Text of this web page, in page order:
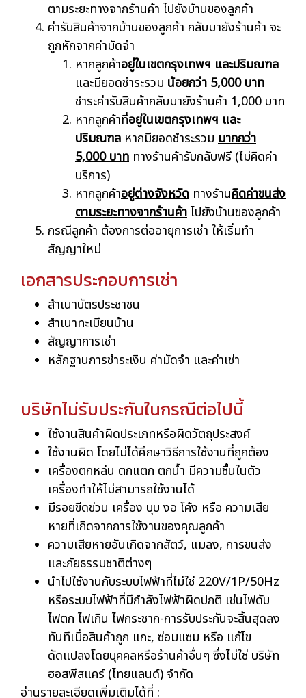
ตามระยะทางจากร้านค้า ไปยังบ้านของลูกค้า
ค่ารับสินค้าจากบ้านของลูกค้า กลับมายังร้านค้า จะ
ถูกหักจากค่ามัดจำ
หากลูกค้าอยู่ในเขตกรุงเทพฯ และปริมณฑล
และมียอดชำระรวม น้อยกว่า 5,000 บาท
ชำระค่ารับสินค้ากลับมายังร้านค้า 1,000 บาท
หากลูกค้าที่อยู่ในเขตกรุงเทพฯ และ
ปริมณฑล หากมียอดชำระรวม มากกว่า
5,000 บาท ทางร้านค้ารับกลับฟรี (ไม่คิดค่า
บริการ)
หากลูกค้าอยู่ต่างจังหวัด ทางร้านคิดค่าขนส่ง
ตามระยะทางจากร้านค้าไปยังบ้านของลูกค้า
กรณีลูกค้า ต้องการต่ออายุการเช่า ให้เริ่มทำ
สัญญาใหม่
เอกสารประกอบการเช่า
สำเนาบัตรประชาชน
สำเนาทะเบียนบ้าน
สัญญาการเช่า
หลักฐานการชำระเงิน ค่ามัดจำ และค่าเช่า
บริษัทไม่รับประกันในกรณีต่อไปนี้
ใช้งานสินค้าผิดประเภทหรือผิดวัตถุประสงค์
ใช้งานผิด โดยไม่ได้ศึกษาวิธีการใช้งานที่ถูกต้อง
เครื่องตกหล่น ตกแตก ตกน้ำ มีความชื้นในตัว
เครื่องทำให้ไม่สามารถใช้งานได้
มีรอยขีดข่วน เครื่อง บุบ งอ โค้ง หรือ ความเสีย
หายที่เกิดจากการใช้งานของคุณลูกค้า
ความเสียหายอันเกิดจากสัตว์, แมลง, การขนส่ง
และภัยธรรมชาติต่างๆ
นำไปใช้งานกับระบบไฟฟ้าที่ไม่ใช่ 220V/1P/50Hz
หรือระบบไฟฟ้าที่มีกำลังไฟฟ้าผิดปกติ เช่นไฟดับ
ไฟตก ไฟเกิน ไฟกระชาก-การรับประกันจะสิ้นสุดลง
ทันทีเมื่อสินค้าถูก แกะ, ซ่อมแซม หรือ แก้ไข
ดัดแปลงโดยบุคคลหรือร้านค้าอื่นๆ ซึ่งไม่ใช่ บริษัท
ฮอสพีสแคร์ (ไทยแลนด์) จำกัด
อ่านรายละเอียดเพิ่มเติมได้ที่ :